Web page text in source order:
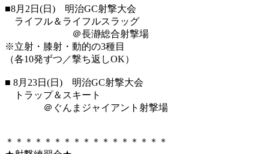
■8月2日(日) 明治GC射撃大会
ライフル＆ライフルスラッグ
＠長瀞総合射撃場
※立射・膝射・動的の3種目
（各10発ずつ／撃ち返しOK）
■ 8月23日(日) 明治GC射撃大会
トラップ＆スキート
＠ぐんまジャイアント射撃場
＊＊＊＊＊＊＊＊＊＊＊＊＊＊＊＊＊